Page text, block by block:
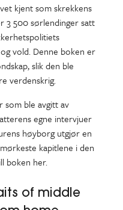
kjent som skrekkens
3 500 sørlendinger satt
vold. Denne boken er
slik den ble
verdenskrig.
som ble avgitt av
egne intervjuer
høyborg utgjør en
kapitlene i den
boken her.
of middle